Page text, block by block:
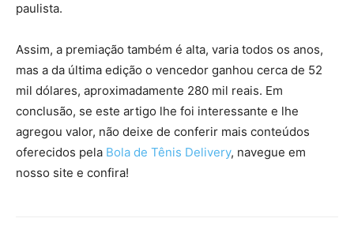
paulista.
Assim, a premiação também é alta, varia todos os anos,
mas a da última edição o vencedor ganhou cerca de 52
mil dólares, aproximadamente 280 mil reais. Em
conclusão, se este artigo lhe foi interessante e lhe
agregou valor, não deixe de conferir mais conteúdos
oferecidos pela Bola de Tênis Delivery, navegue em
nosso site e confira!